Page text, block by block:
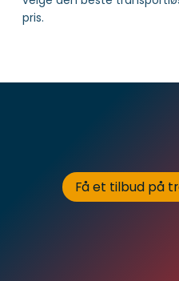
pris.
Få et tilbud på